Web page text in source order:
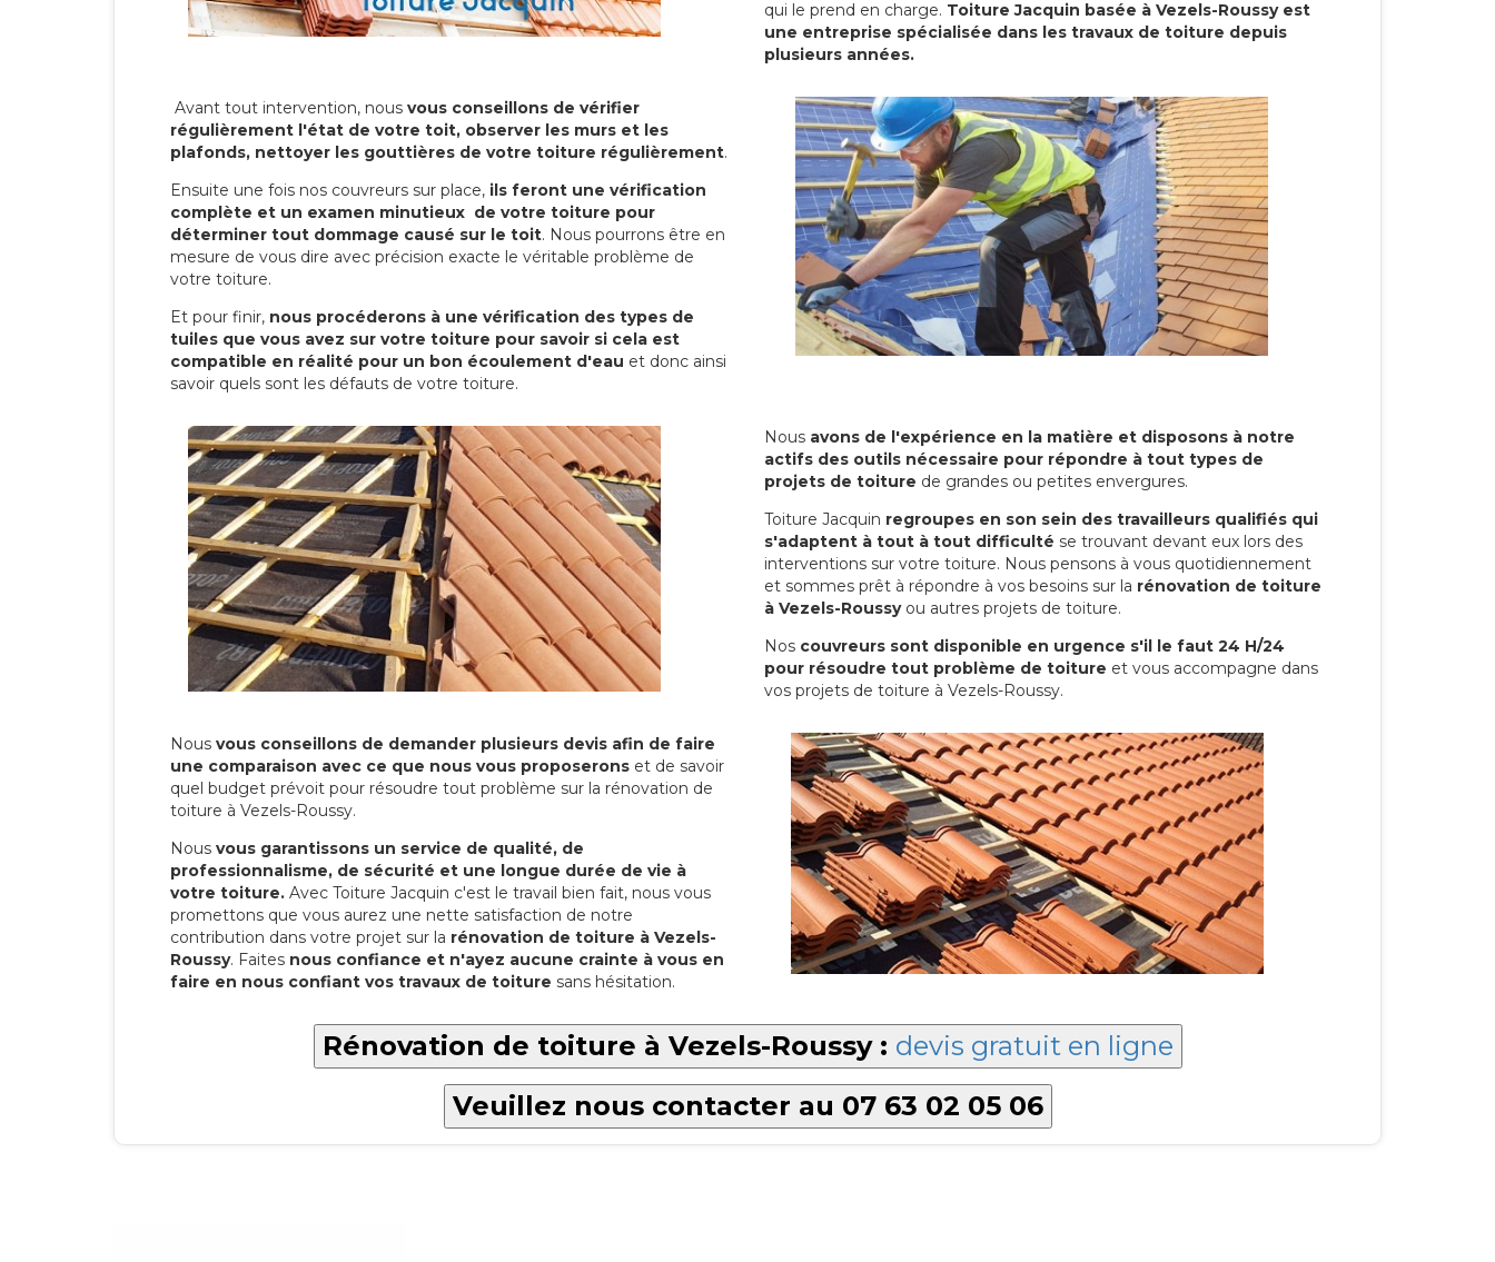
qui le prend en charge. Toiture Jacquin basée à Vezels-Roussy est
une entreprise spécialisée dans les travaux de toiture depuis
plusieurs années.
Avant tout intervention, nous vous conseillons de vérifier
régulièrement l'état de votre toit, observer les murs et les
plafonds, nettoyer les gouttières de votre toiture régulièrement.
Ensuite une fois nos couvreurs sur place, ils feront une vérification
complète et un examen minutieux de votre toiture pour
déterminer tout dommage causé sur le toit. Nous pourrons être en
mesure de vous dire avec précision exacte le véritable problème de
votre toiture.
Et pour finir, nous procéderons à une vérification des types de
tuiles que vous avez sur votre toiture pour savoir si cela est
compatible en réalité pour un bon écoulement d'eau et donc ainsi
savoir quels sont les défauts de votre toiture.
Nous avons de l'expérience en la matière et disposons à notre
actifs des outils nécessaire pour répondre à tout types de
projets de toiture de grandes ou petites envergures.
Toiture Jacquin regroupes en son sein des travailleurs qualifiés qui
s'adaptent à tout à tout difficulté se trouvant devant eux lors des
interventions sur votre toiture. Nous pensons à vous quotidiennement
et sommes prêt à répondre à vos besoins sur la rénovation de toiture
à Vezels-Roussyou autres projets de toiture.
Nos couvreurs sont disponible en urgence s'il le faut 24 H/24
pour résoudre tout problème de toiture et vous accompagne dans
vos projets de toiture à Vezels-Roussy.
Nous vous conseillons de demander plusieurs devis afin de faire
une comparaison avec ce que nous vous proposerons et de savoir
quel budget prévoit pour résoudre tout problème sur la rénovation de
toiture à Vezels-Roussy.
Nous vous garantissons un service de qualité, de
professionnalisme, de sécurité et une longue durée de vie à
votre toiture. Avec Toiture Jacquin c'est le travail bien fait, nous vous
promettons que vous aurez une nette satisfaction de notre
contribution dans votre projet sur la rénovation de toiture à Vezels-
Roussy. Faites nous confiance et n'ayez aucune crainte à vous en
faire en nous confiant vos travaux de toiture sans hésitation.
Rénovation de toiture à Vezels-Roussy : devis gratuit en ligne
Veuillez nous contacter au 07 63 02 05 06